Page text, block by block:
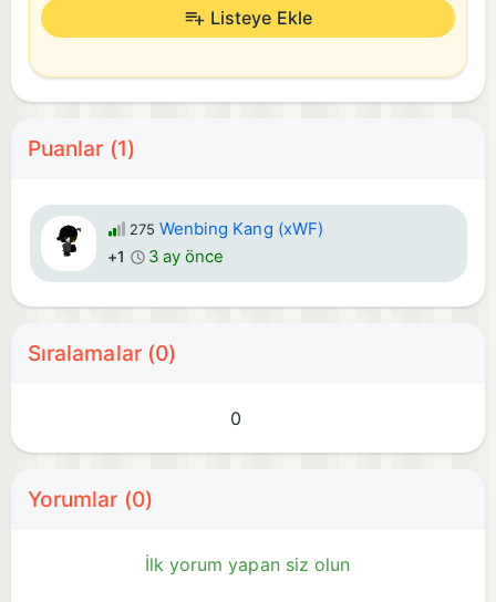
Listeye Ekle
Puanlar (1)
275 Wenbing Kang (xWF)
+1 3 ay önce
Sıralamalar (0)
0
Yorumlar (0)
İlk yorum yapan siz olun